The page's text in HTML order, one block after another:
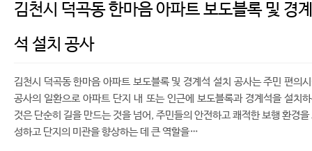
김천시 덕곡동 한마음 아파트 보도블록 및 경계
석 설치 공사
김천시 덕곡동 한마음 아파트 보도블록 및 경계석 설치 공사는 주민 편의
공사의 일환으로 아파트 단지 내 또는 인근에 보도블록과 경계석을 설치
것은 단순히 길을 만드는 것을 넘어, 주민들의 안전하고 쾌적한 보행 환경을
성하고 단지의 미관을 향상하는 데 큰 역할을…